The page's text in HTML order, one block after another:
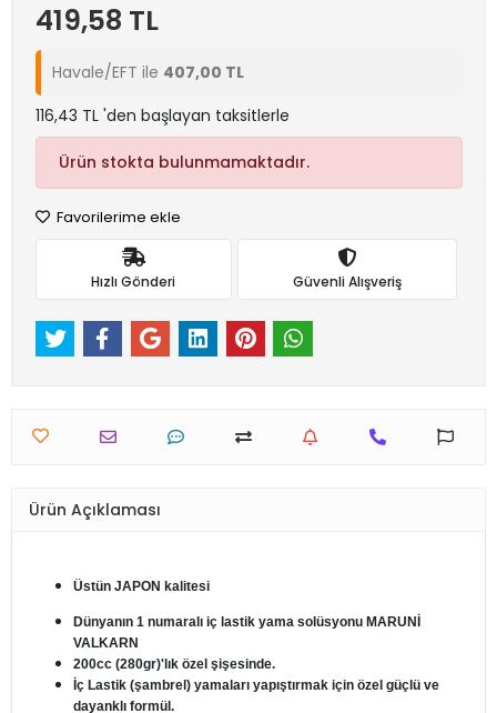
419,58 TL
Havale/EFT ile 407,00 TL
116,43 TL 'den başlayan taksitlerle
Ürün stokta bulunmamaktadır.
Favorilerime ekle
Hızlı Gönderi Güvenli Alışveriş
Ürün Açıklaması
Üstün JAPON kalitesi
Dünyanın 1 numaralı iç lastik yama solüsyonu MARUNİ
VALKARN
200cc (280gr)'lık özel şişesinde.
İç Lastik (şambrel) yamaları yapıştırmak için özel güçlü ve
dayanklı formül.